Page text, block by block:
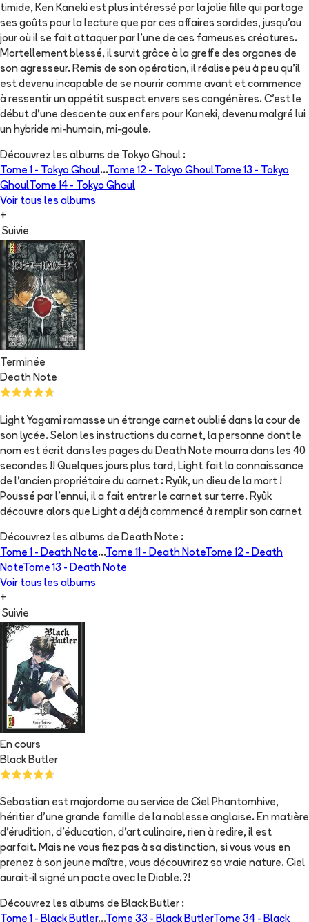
timide, Ken Kaneki est plus intéressé par la jolie fille qui partage
ses goûts pour la lecture que par ces affaires sordides, jusqu'au
jour où il se fait attaquer par l'une de ces fameuses créatures.
Mortellement blessé, il survit grâce à la greffe des organes de
son agresseur. Remis de son opération, il réalise peu à peu qu'il
est devenu incapable de se nourrir comme avant et commence
à ressentir un appétit suspect envers ses congénères. C'est le
début d'une descente aux enfers pour Kaneki, devenu malgré lui
un hybride mi-humain, mi-goule.
Découvrez les albums de Tokyo Ghoul :
Tome 1 - Tokyo Ghoul...Tome 12 - Tokyo Ghoul Tome 13 - Tokyo
Ghoul Tome 14 - Tokyo Ghoul
Voir tous les albums
+
Suivie
Terminée
Death Note
Light Yagami ramasse un étrange carnet oublié dans la cour de
son lycée. Selon les instructions du carnet, la personne dont le
nom est écrit dans les pages du Death Note mourra dans les 40
secondes !! Quelques jours plus tard, Light fait la connaissance
de l'ancien propriétaire du carnet : Ryûk, un dieu de la mort !
Poussé par l'ennui, il a fait entrer le carnet sur terre. Ryûk
découvre alors que Light a déjà commencé à remplir son carnet
Découvrez les albums de Death Note :
Tome 1 - Death Note...Tome 11 - Death NoteTome 12 - Death
NoteTome 13 - Death Note
Voir tous les albums
+
Suivie
En cours
Black Butler
Sebastian est majordome au service de Ciel Phantomhive,
héritier d'une grande famille de la noblesse anglaise. En matière
d'érudition, d'éducation, d'art culinaire, rien à redire, il est
parfait. Mais ne vous fiez pas à sa distinction, si vous vous en
prenez à son jeune maître, vous découvrirez sa vraie nature. Ciel
aurait-il signé un pacte avec le Diable.?!
Découvrez les albums de Black Butler :
Tome 1 - Black Butler...Tome 33 - Black ButlerTome 34 - Black